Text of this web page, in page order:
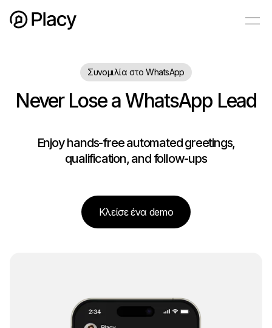
Συνομιλία στο WhatsApp
Never Lose a WhatsApp Lead
Enjoy hands-free automated greetings,
qualification, and follow-ups
Κλείσε ένα demo